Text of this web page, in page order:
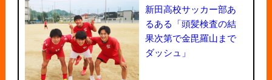
新田高校サッカー部あ
るある「頭髪検査の結
果次第で金毘羅山まで
ダッシュ」